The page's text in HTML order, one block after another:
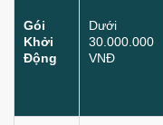
Gói
Khởi
Động
Dưới
30.000.000
VNĐ